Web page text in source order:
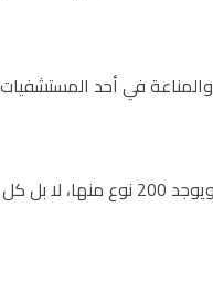
في أحد
وشدد على أنها من أكثر الكائنات مكراً وقدرة على